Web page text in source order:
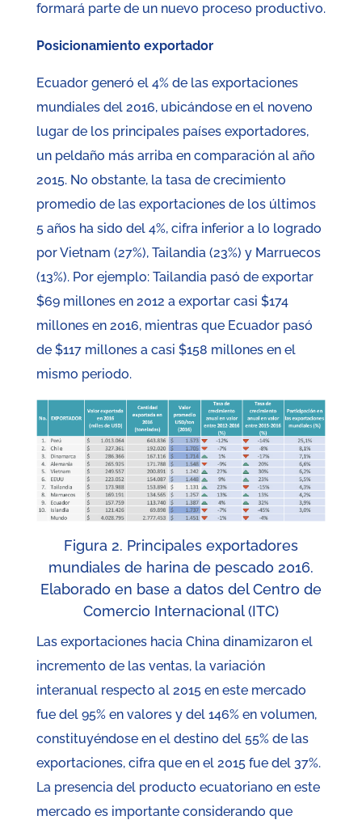
formará parte de un nuevo proceso productivo.
Posicionamiento exportador
Ecuador generó el 4% de las exportaciones
mundiales del 2016, ubicándose en el noveno
lugar de los principales países exportadores,
un peldaño más arriba en comparación al año
2015. No obstante, la tasa de crecimiento
promedio de las exportaciones de los últimos
5 años ha sido del 4%, cifra inferior a lo logrado
por Vietnam (27%), Tailandia (23%) y Marruecos
(13%). Por ejemplo: Tailandia pasó de exportar
$69 millones en 2012 a exportar casi $174
millones en 2016, mientras que Ecuador pasó
de $117 millones a casi $158 millones en el
mismo periodo.
Figura 2. Principales exportadores
mundiales de harina de pescado 2016.
Elaborado en base a datos del Centro de
Comercio Internacional (ITC)
Las exportaciones hacia China dinamizaron el
incremento de las ventas, la variación
interanual respecto al 2015 en este mercado
fue del 95% en valores y del 146% en volumen,
constituyéndose en el destino del 55% de las
exportaciones, cifra que en el 2015 fue del 37%.
La presencia del producto ecuatoriano en este
mercado es importante considerando que